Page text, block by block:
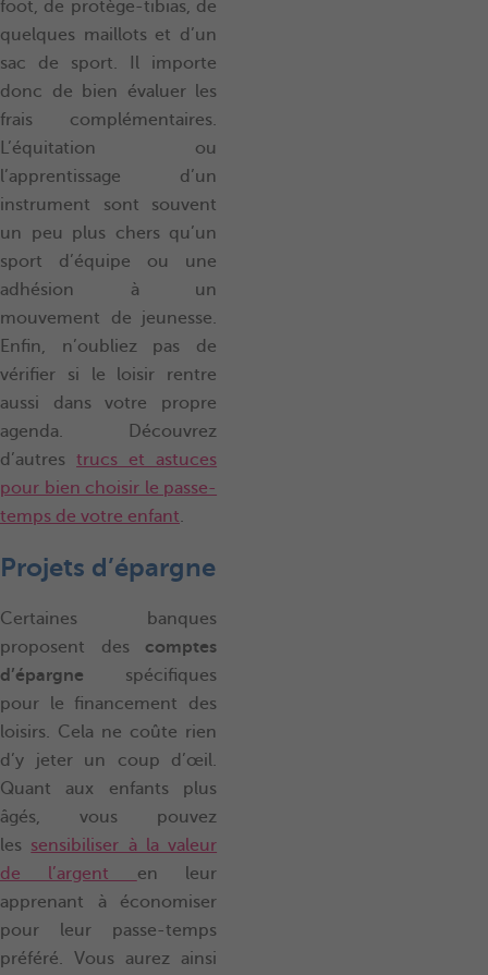
foot, de protège-tibias, de
quelques maillots et d’un
sac de sport. Il importe
donc de bien évaluer les
frais complémentaires.
L’équitation ou
l’apprentissage d’un
instrument sont souvent
un peu plus chers qu’un
sport d’équipe ou une
adhésion à un
mouvement de jeunesse.
Enfin, n’oubliez pas de
vérifier si le loisir rentre
aussi dans votre propre
agenda. Découvrez
d’autrestrucs et astuces
pour bien choisir le passe-
temps de votre enfant.
Projets d’épargne
Certaines banques
proposent des comptes
d’épargne spécifiques
pour le financement des
loisirs. Cela ne coûte rien
d’y jeter un coup d’œil.
Quant aux enfants plus
âgés, vous pouvez
les sensibiliser à la valeur
de l’argent en leur
apprenant à économiser
pour leur passe-temps
préféré. Vous aurez ainsi